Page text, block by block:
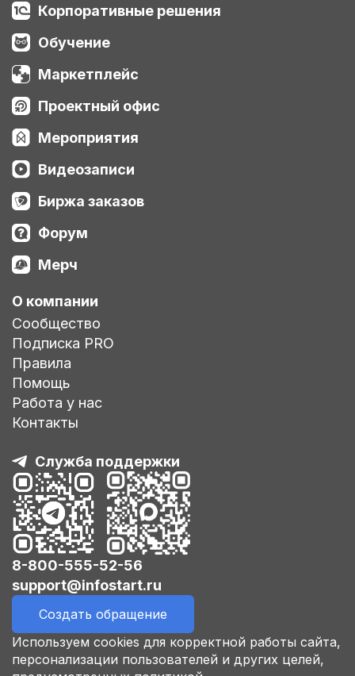
Корпоративные решения
Обучение
Маркетплейс
Проектный офис
Мероприятия
Видеозаписи
Биржа заказов
Форум
Мерч
О компании
Сообщество
Подписка PRO
Правила
Помощь
Работа у нас
Контакты
Служба поддержки
8-800-555-52-56
support@infostart.ru
Создать обращение
Используем cookies для корректной работы сайта,
персонализации пользователей и других целей,